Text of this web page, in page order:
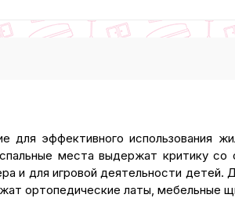
эффективного использования
места выдержат критику
и для игровой деятельности
ортопедические латы, мебельные